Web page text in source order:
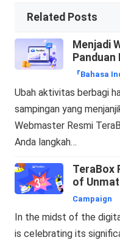
Related Posts
Menjadi
Panduan
『Bahasa
Ubah aktivitas berbagi
sampingan yang
Webmaster Resmi
Anda langkah…
TeraBox
of
Campaign
In the midst of the
is celebrating its